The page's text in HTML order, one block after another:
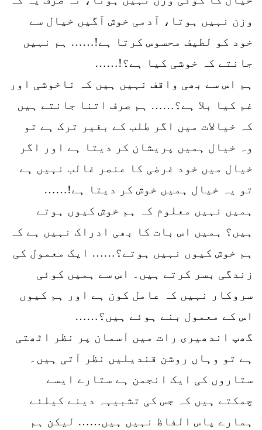
وزن نہیں ہوتا، آدمی خوش آگیں خیال سے
خود کو لطیف محسوس کرتا ہے!…… ہم نہیں
جانتے کہ خوشی کیا ہے؟!……
ہم اس سے بھی واقف نہیں ہیں کہ ناخوشی اور
غم کیا بلا ہے؟…… ہم صرف اتنا جانتے ہیں
کہ خیالات میں اگر طلب کے بغیر ترک ہے تو
وہ خیال ہمیں پریشان کر دیتا ہے اور اگر
خیال میں خود غرضی کا عنصر غالب نہیں ہے
تو یہ خیال ہمیں خوش کر دیتا ہے!……
ہمیں نہیں معلوم کہ ہم خوش کیوں ہوتے
ہیں؟ ہمیں اس بات کا بھی ادراک نہیں ہے کہ
ہم خوش کیوں نہیں ہوتے؟…… ایک معمول کی
زندگی بسر کرتے ہیں۔ اس سے ہمیں کوئی
سروکار نہیں کہ عامل کون ہے اور ہم کیوں
اس کے معمول بنے ہوئے ہیں؟……
گھپ اندھیری رات میں آسمان پر نظر اٹھتی
ہے تو وہاں روشن قندیلیں نظر آتی ہیں۔
ستاروں کی ایک انجمن ہے ستارے ایسے
چمکتے ہیں کہ جس کی تشبیہہ دینے کیلئے
ہمارے پاس الفاظ نہیں ہیں…… لیکن ہم